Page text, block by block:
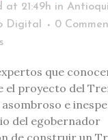
at 21:49h in
Digital
0
que
el proyecto del
asombroso e
del egobernador
de construir un